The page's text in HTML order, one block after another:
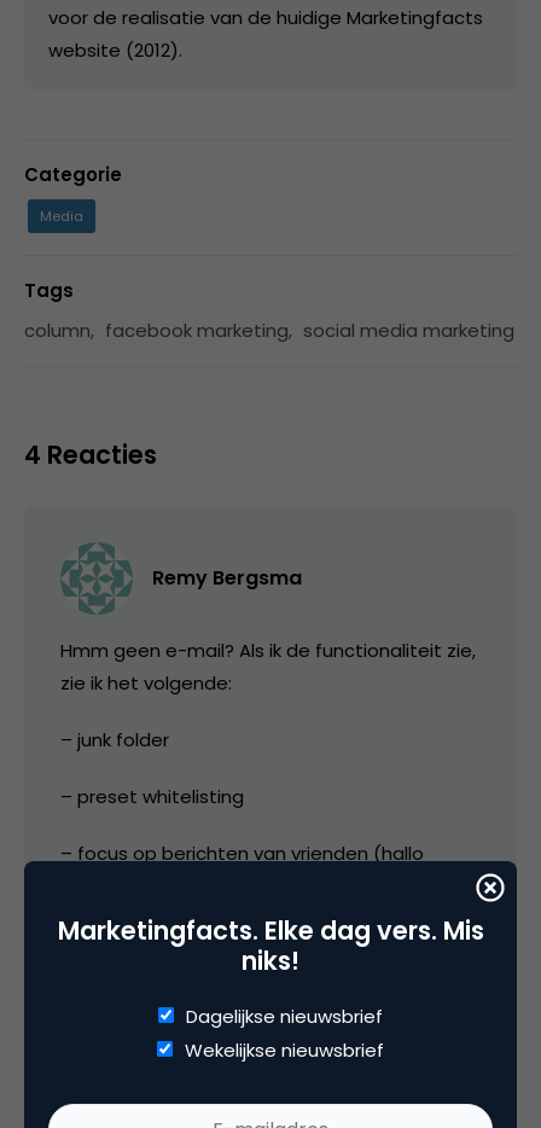
voor de realisatie van de huidige Marketingfacts
website (2012).
Categorie
Media
Tags
column, facebook marketing, social media marketing
4 Reacties
Remy Bergsma
Hmm geen e-mail? Als ik de functionaliteit zie,
zie ik het volgende:
– junk folder
– preset whitelisting
– focus op berichten van vrienden (hallo
– conversaties met meerdere personen
– attachements
Klinkt toch best wel als e-mail, maar dan
Marketingfacts. Elke dag vers. Mis
niks!
Dagelijkse nieuwsbrief
Wekelijkse nieuwsbrief